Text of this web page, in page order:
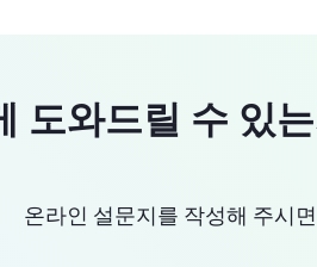
도와드릴 수 있
온라인 설문지를 작성해 주시